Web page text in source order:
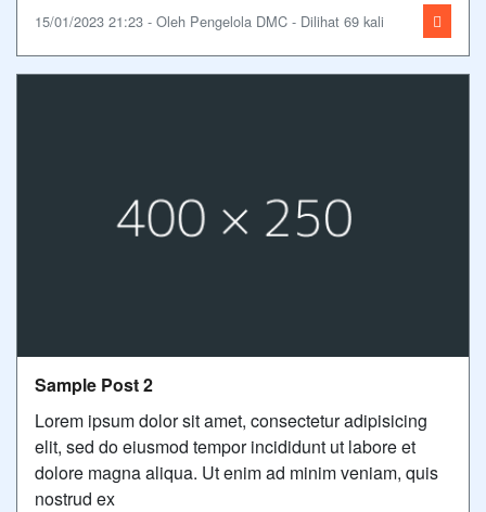
15/01/2023 21:23 - Oleh Pengelola DMC - Dilihat 69 kali
Sample Post 2
Lorem ipsum dolor sit amet, consectetur adipisicing
elit, sed do eiusmod tempor incididunt ut labore et
dolore magna aliqua. Ut enim ad minim veniam, quis
nostrud ex